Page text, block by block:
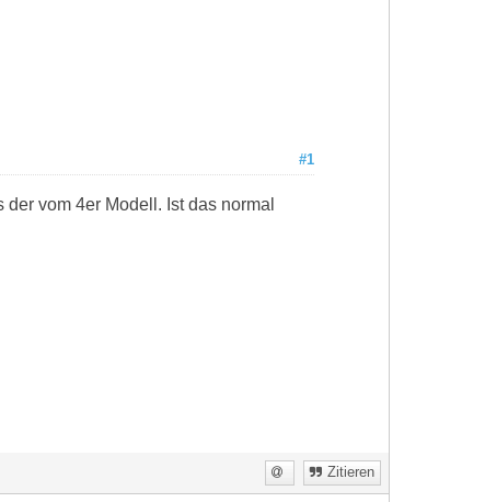
#1
vom 4er Modell. Ist das normal
Zitieren